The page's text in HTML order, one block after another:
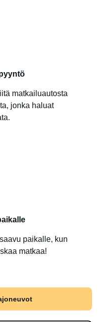
matkailuautosta
jonka haluat
paikalle, kun
matkaa!